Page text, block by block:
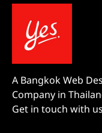
A Bangkok Web
Company in
Get in touch with